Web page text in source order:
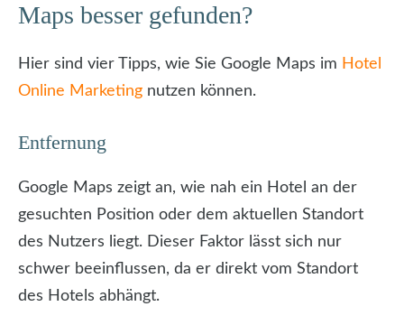
Maps besser gefunden?
Hier sind vier Tipps, wie Sie Google Maps im Hotel
Online Marketing nutzen können.
Entfernung
Google Maps zeigt an, wie nah ein Hotel an der
gesuchten Position oder dem aktuellen Standort
des Nutzers liegt. Dieser Faktor lässt sich nur
schwer beeinflussen, da er direkt vom Standort
des Hotels abhängt.